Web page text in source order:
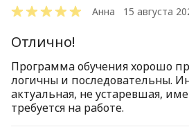
Анна 15 августа
Отлично!
Программа обучения хорошо
логичны и последовательны.
актуальная, не устаревшая,
требуется на работе.